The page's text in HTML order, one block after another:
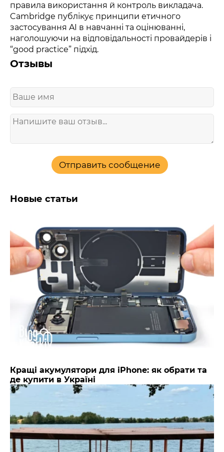
правила використання й контроль викладача.
Cambridge публікує принципи етичного
застосування AI в навчанні та оцінюванні,
наголошуючи на відповідальності провайдерів і
“good practice” підхід.
Отзывы
Отправить сообщение
Новые статьи
Кращі акумулятори для iPhone: як обрати та
де купити в Україні